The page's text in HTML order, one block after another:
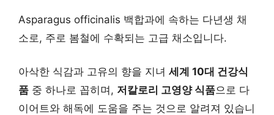
Asparagus officinalis 백합과에 속하는 다년생 채
소로, 주로 봄철에 수확되는 고급 채소입니다.
아삭한 식감과 고유의 향을 지녀 세계 10대 건강식
품 중 하나로 꼽히며, 저칼로리 고영양 식품으로 다
이어트와 해독에 도움을 주는 것으로 알려져 있습니